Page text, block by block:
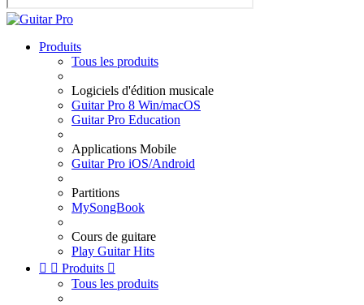
Produits
Tous les produits
Logiciels d'édition musicale
Guitar Pro 8 Win/macOS
Guitar Pro Education
Applications Mobile
Guitar Pro iOS/Android
Partitions
MySongBook
Cours de guitare
Play Guitar Hits
  Produits 
Tous les produits